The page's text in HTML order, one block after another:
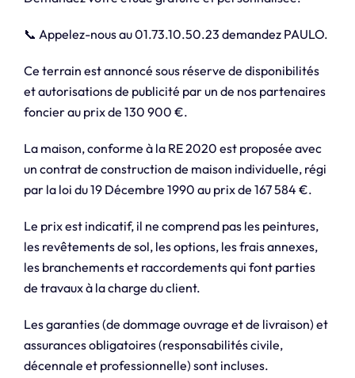
📞 Appelez-nous au 01.73.10.50.23 demandez PAULO.
Ce terrain est annoncé sous réserve de disponibilités
et autorisations de publicité par un de nos partenaires
foncier au prix de 130 900 €.
La maison, conforme à la RE 2020 est proposée avec
un contrat de construction de maison individuelle, régi
par la loi du 19 Décembre 1990 au prix de 167 584 €.
Le prix est indicatif, il ne comprend pas les peintures,
les revêtements de sol, les options, les frais annexes,
les branchements et raccordements qui font parties
de travaux à la charge du client.
Les garanties (de dommage ouvrage et de livraison) et
assurances obligatoires (responsabilités civile,
décennale et professionnelle) sont incluses.